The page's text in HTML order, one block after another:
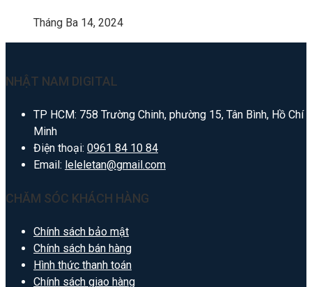
Tháng Ba 14, 2024
NHẬT NAM DIGITAL
TP HCM: 758 Trường Chinh, phường 15, Tân Bình, Hồ Chí
Minh
Điện thoại: 0961 84 10 84
Email: leleletan@gmail.com
CHĂM SÓC KHÁCH HÀNG
Chính sách bảo mật
Chính sách bán hàng
Hình thức thanh toán
Chính sách giao hàng